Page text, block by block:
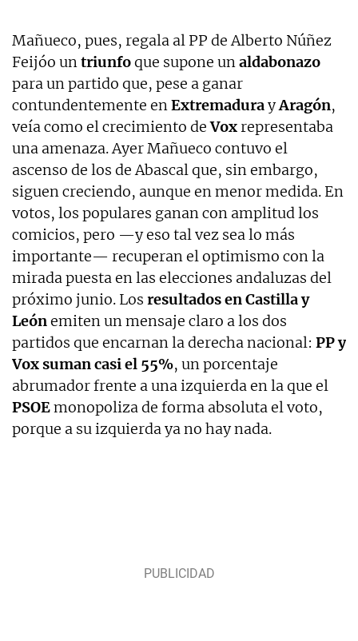
Mañueco, pues, regala al PP de Alberto Núñez
Feijóo untriunfoque supone unaldabonazo
para un partido que, pese a ganar
contundentemente enExtremadurayAragón,
veía como el crecimiento deVoxrepresentaba
una amenaza. Ayer Mañueco contuvo el
ascenso de los de Abascal que, sin embargo,
siguen creciendo, aunque en menor medida. En
votos, los populares ganan con amplitud los
comicios, pero —y eso tal vez sea lo más
importante— recuperan el optimismo con la
mirada puesta en las elecciones andaluzas del
próximo junio. Los resultados en Castilla y
Leónemiten un mensaje claro a los dos
partidos que encarnan la derecha nacional: PP y
Vox suman casi el 55%, un porcentaje
abrumador frente a una izquierda en la que el
PSOEmonopoliza de forma absoluta el voto,
porque a su izquierda ya no hay nada.